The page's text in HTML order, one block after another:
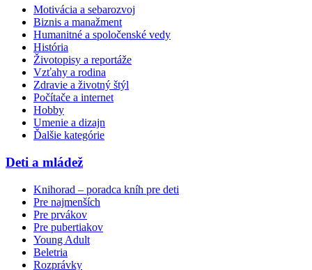
Motivácia a sebarozvoj
Biznis a manažment
Humanitné a spoločenské vedy
História
Životopisy a reportáže
Vzťahy a rodina
Zdravie a životný štýl
Počítače a internet
Hobby
Umenie a dizajn
Ďalšie kategórie
Deti a mládež
Knihorad – poradca kníh pre deti
Pre najmenších
Pre prvákov
Pre pubertiakov
Young Adult
Beletria
Rozprávky